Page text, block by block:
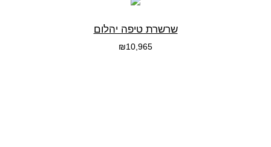
שרשרת טיפה יהלום
₪10,965